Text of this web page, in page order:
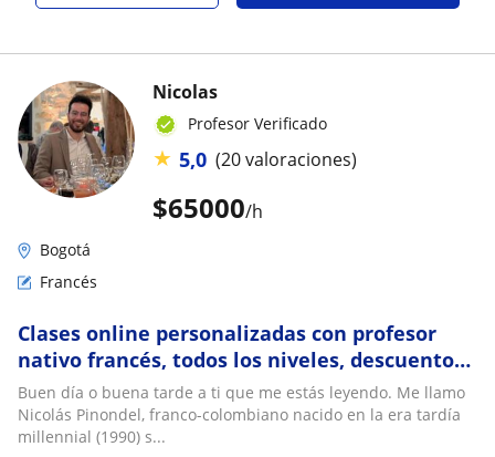
$65000/h
Nicolas
Profesor Verificado
★ 5,0 (20 valoraciones)
Bogotá
Francés
Clases online personalizadas con profesor
nativo francés, todos los niveles, descuentos
para grupos
Buen día o buena tarde a ti que me estás leyendo. Me llamo
Nicolás Pinondel, franco-colombiano nacido en la era tardía
millennial (1990) s...